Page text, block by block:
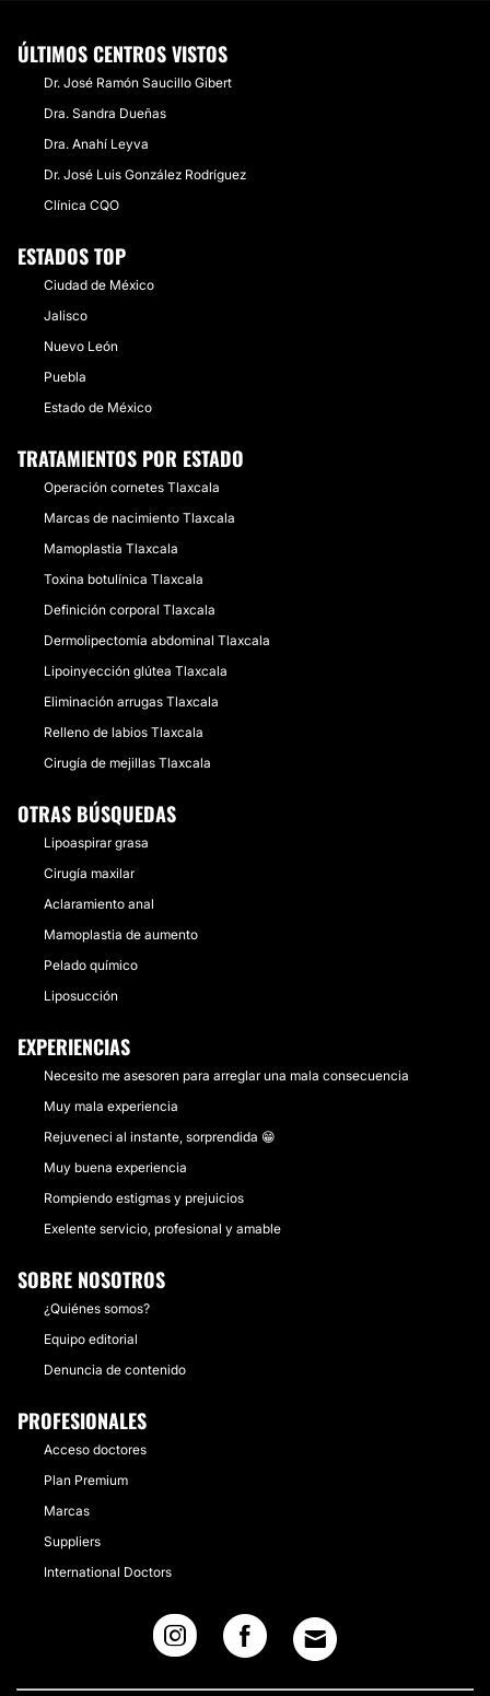
ÚLTIMOS CENTROS VISTOS
Dr. José Ramón Saucillo Gibert
Dra. Sandra Dueñas
Dra. Anahí Leyva
Dr. José Luis González Rodríguez
Clínica CQO
ESTADOS TOP
Ciudad de México
Jalisco
Nuevo León
Puebla
Estado de México
TRATAMIENTOS POR ESTADO
Operación cornetes Tlaxcala
Marcas de nacimiento Tlaxcala
Mamoplastia Tlaxcala
Toxina botulínica Tlaxcala
Definición corporal Tlaxcala
Dermolipectomía abdominal Tlaxcala
Lipoinyección glútea Tlaxcala
Eliminación arrugas Tlaxcala
Relleno de labios Tlaxcala
Cirugía de mejillas Tlaxcala
OTRAS BÚSQUEDAS
Lipoaspirar grasa
Cirugía maxilar
Aclaramiento anal
Mamoplastia de aumento
Pelado químico
Liposucción
EXPERIENCIAS
Necesito me asesoren para arreglar una mala consecuencia
Muy mala experiencia
Rejuveneci al instante, sorprendida 😁
Muy buena experiencia
Rompiendo estigmas y prejuicios
Exelente servicio, profesional y amable
SOBRE NOSOTROS
¿Quiénes somos?
Equipo editorial
Denuncia de contenido
PROFESIONALES
Acceso doctores
Plan Premium
Marcas
Suppliers
International Doctors